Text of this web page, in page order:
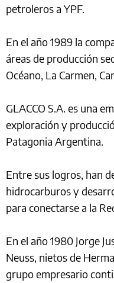
petroleros a YPF.
En el año 1989 la
áreas de producción
Océano, La Carmen,
GLACCO S.A. es una
exploración y
Patagonia Argentina.
Entre sus logros, han
hidrocarburos y
para conectarse a la
En el año 1980 Jorge
Neuss, nietos de
grupo empresario